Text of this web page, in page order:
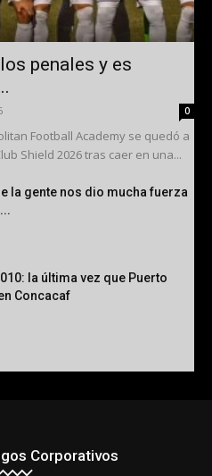
penales y es
0
Football Academy se quedó a
Shield 2026 tras caer en una...
la gente nos dio mucha fuerza
la última vez que Puerto
Concacaf
Corporativos